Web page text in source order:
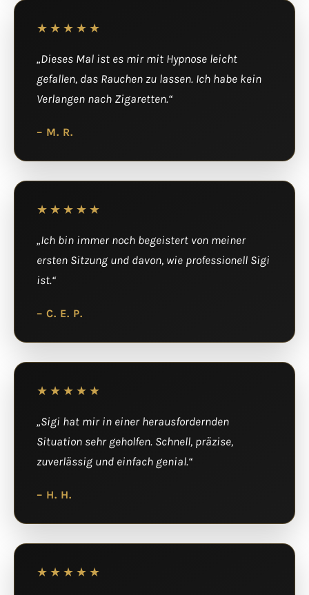
★★★★★
„Dieses Mal ist es mir mit Hypnose leicht
gefallen, das Rauchen zu lassen. Ich habe kein
Verlangen nach Zigaretten.“
– M. R.
★★★★★
„Ich bin immer noch begeistert von meiner
ersten Sitzung und davon, wie professionell Sigi
ist.“
– C. E. P.
★★★★★
„Sigi hat mir in einer herausfordernden
Situation sehr geholfen. Schnell, präzise,
zuverlässig und einfach genial.“
– H. H.
★★★★★